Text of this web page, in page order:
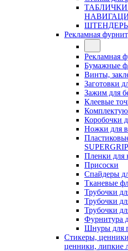
Рекламная
Рекламная
Бумажные
Винты,
Заготовки
Зажим для
Клеевые
Коробочки
Ножки для
SUPERGRIP
Пленки для
Присоски
Спайдеры
Тканевые
Трубочки
Трубочки
Трубочки
Фурнитура
Шнуры для
Стикеры,
ценники, липкие